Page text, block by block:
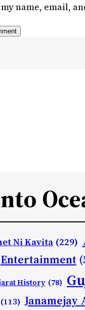
my name, email,
Ni Kavita (229)
Entertainment
History (78)
(113) Janamejay